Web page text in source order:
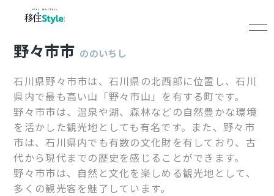
野々市市 ののいちし
石川県野々市市は、石川県の北西部に位置し、石川
県内で最も高い山「野々市山」を有する町です。
野々市市は、温泉や湖、森林などの自然豊かな環境
を活かした観光地としても有名です。また、野々市
市は、石川県内でも有数の文化財を有しており、古
代から現代までの歴史を感じることができます。
野々市市は、自然と文化を楽しめる観光地として、
多くの観光客を魅了しています。